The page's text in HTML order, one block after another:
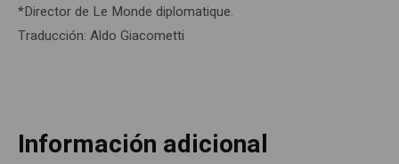
*Director de Le Monde diplomatique.
Traducción: Aldo Giacometti
Información adicional